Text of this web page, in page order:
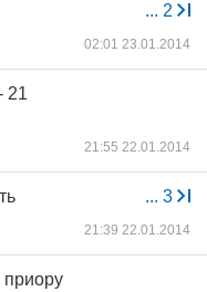
... 2
02:01 23.01.2014
21
21:55 22.01.2014
... 3
21:39 22.01.2014
приору